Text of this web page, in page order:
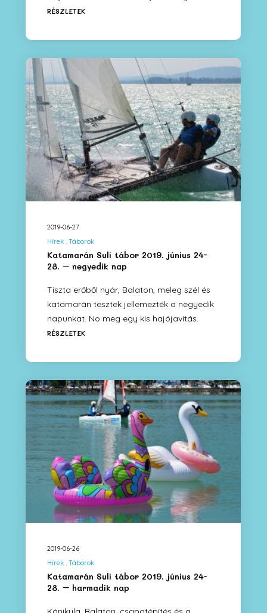
RÉSZLETEK
2019-06-27
Hírek
Táborok
Katamarán Suli tábor 2019. június 24-
28. – negyedik nap
Tiszta erőből nyár, Balaton, meleg szél és
katamarán tesztek jellemezték a negyedik
napunkat. No meg egy kis hajójavítás.
RÉSZLETEK
2019-06-26
Hírek
Táborok
Katamarán Suli tábor 2019. június 24-
28. – harmadik nap